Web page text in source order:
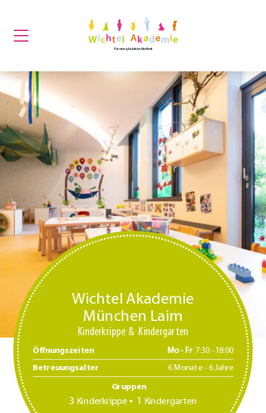
Für eine glückliche Kindheit
Wichtel Akademie
München Laim
Kinderkrippe Kindergarten
Öffnungszeiten Mo - Fr 7:30 -18:00
Betreuungsalter 6 Monate - 6 Jahre
Gruppen
3 Kinderkrippe 1 Kindergarten